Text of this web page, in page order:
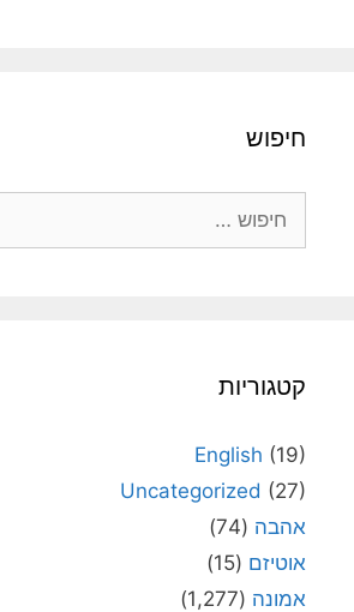
חיפוש
קטגוריות
English (19)
Uncategorized (27)
אהבה (74)
אוטיזם (15)
אמונה (1,277)